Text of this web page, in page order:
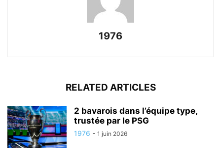
1976
RELATED ARTICLES
2 bavarois dans l’équipe type,
trustée par le PSG
1976 - 1 juin 2026